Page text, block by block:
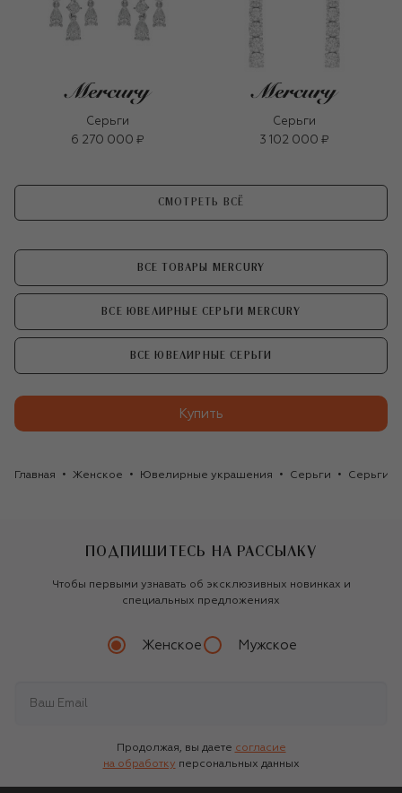
Серьги
6 270 000 ₽
Серьги
3 102 000 ₽
СМОТРЕТЬ ВСЁ
ВСЕ ТОВАРЫ MERCURY
ВСЕ ЮВЕЛИРНЫЕ СЕРЬГИ MERCURY
ВСЕ ЮВЕЛИРНЫЕ СЕРЬГИ
Купить
Главная Женское Ювелирные украшения Серьги Серьги
ПОДПИШИТЕСЬ НА РАССЫЛКУ
Чтобы первыми узнавать об эксклюзивных новинках и
специальных предложениях
Женское Мужское
Продолжая, вы даете согласие
на обработку персональных данных